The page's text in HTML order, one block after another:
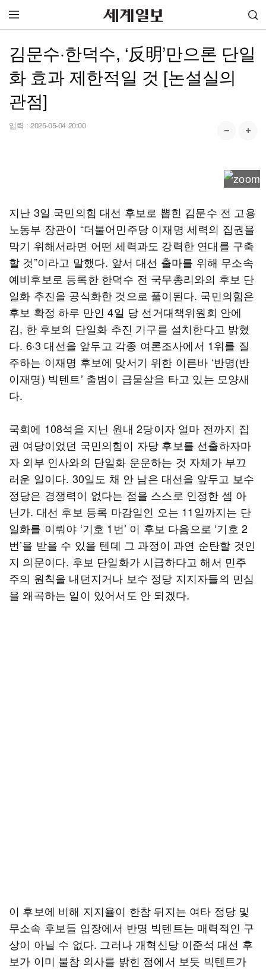
김문수·한덕수, ‘反明’만으론 단일
화 효과 제한적일 것 [논설실의
관점]
입력 : 2025-05-04 20:00
지난 3일 국민의힘 대선 후보로 뽑힌 김문수 전 고용
노동부 장관이 “더불어민주당 이재명 세력의 집권을
막기 위해서라면 어떤 세력과도 강력한 연대를 구축
할 것”이라고 말했다. 앞서 대선 출마를 위해 무소속
예비후보로 등록한 한덕수 전 국무총리와의 후보 단
일화 추진을 공식화한 것으로 풀이된다. 국민의힘은
후보 확정 하루 만인 4일 당 선거대책위원회 안에
김, 한 후보의 단일화 추진 기구를 설치한다고 밝혔
다. 6·3 대선을 앞두고 각종 여론조사에서 1위를 질
주하는 이재명 후보에 맞서기 위한 이른바 ‘반명(반
이재명) 빅텐트’ 출범이 급물살을 타고 있는 모양새
다.
국회에 108석을 지닌 원내 2당이자 얼마 전까지 집
권 여당이었던 국민의힘이 자당 후보를 선출하자마
자 외부 인사와의 단일화 운운하는 것 자체가 부끄
러운 일이다. 30일도 채 안 남은 대선을 앞두고 보수
정당은 경쟁력이 없다는 점을 스스로 인정한 셈 아
닌가. 대선 후보 등록 마감일인 오는 11일까지는 단
일화를 이뤄야 ‘기호 1번’ 이 후보 다음으로 ‘기호 2
번’을 받을 수 있을 텐데 그 과정이 과연 순탄할 것인
지 의문이다. 후보 단일화가 시급하다고 해서 민주
주의 원칙을 내던지거나 보수 정당 지지자들의 민심
을 왜곡하는 일이 있어서도 안 되겠다.
이 후보에 비해 지지율이 한참 뒤지는 여타 정당 및
무소속 후보들 입장에서 반명 빅텐트는 매력적인 구
상이 아닐 수 없다. 그러나 개혁신당 이준석 대선 후
보가 이미 불참 의사를 밝힌 점에서 보듯 빅텐트가